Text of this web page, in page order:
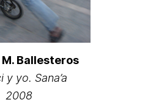
Ballesteros
y yo. Sana’a
2008